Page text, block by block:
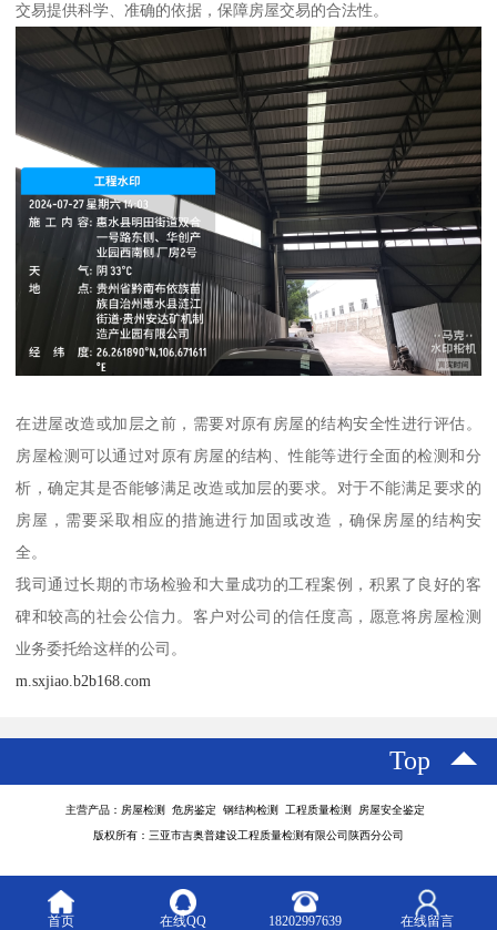
交易提供科学、准确的依据，保障房屋交易的合法性。
在进屋改造或加层之前，需要对原有房屋的结构安全性进行评估。
房屋检测可以通过对原有房屋的结构、性能等进行全面的检测和分
析，确定其是否能够满足改造或加层的要求。对于不能满足要求的
房屋，需要采取相应的措施进行加固或改造，确保房屋的结构安
全。
我司通过长期的市场检验和大量成功的工程案例，积累了良好的客
碑和较高的社会公信力。客户对公司的信任度高，愿意将房屋检测
业务委托给这样的公司。
m.sxjiao.b2b168.com
Top
主营产品：房屋检测 危房鉴定 钢结构检测 工程质量检测 房屋安全鉴定
版权所有：三亚市吉奥普建设工程质量检测有限公司陕西分公司
首页 在线QQ 18202997639 在线留言